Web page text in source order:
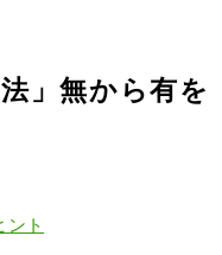
」無から有を
ント